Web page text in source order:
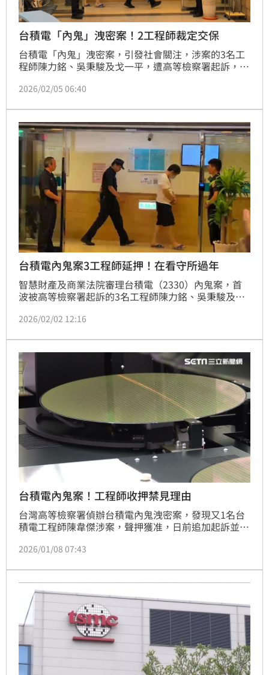
台積電「內鬼」洩密案！2工程師裁定交保
台積電「內鬼」洩密案，引發社會關注，涉案的3名工
程師陳力銘、吳秉駿及戈一平，遭高等檢察署起訴，因
羈押庭，裁定自1月23日起，延長羈押禁見2月。其
裁定吳、戈各以300萬元、200萬元交保，但必須限制
住居、出境、出海，並實施科技監控。
2026/02/05 06:40
台積電內鬼案3工程師延押！在看守所過年
智慧財產及商業法院審理台積電（2330）內鬼案，首
波被高等檢察署起訴的3名工程師陳力銘、吳秉駿及戈
自1月23日起，延長羈押禁見2月。
2026/02/02 12:16
台積電內鬼案！工程師收押禁見理由
台灣高等檢察署偵辦台積電內鬼洩密案，發現又1名台
積電工程師陳韋傑涉案，聲押獲准，日前追加起訴並求
裁定繼續羈押禁見3月。得抗告。陳男坦承曾登入台積
送給共犯陳力銘，但否認違反國家安全法，不過法官認
為其供詞前後不一，有避重就輕、滅證之嫌，裁定繼續
羈押禁見3月。得抗告。
2026/01/08 07:43